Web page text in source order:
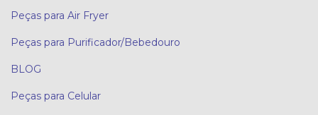
Peças para Air Fryer
Peças para Purificador/Bebedouro
BLOG
Peças para Celular